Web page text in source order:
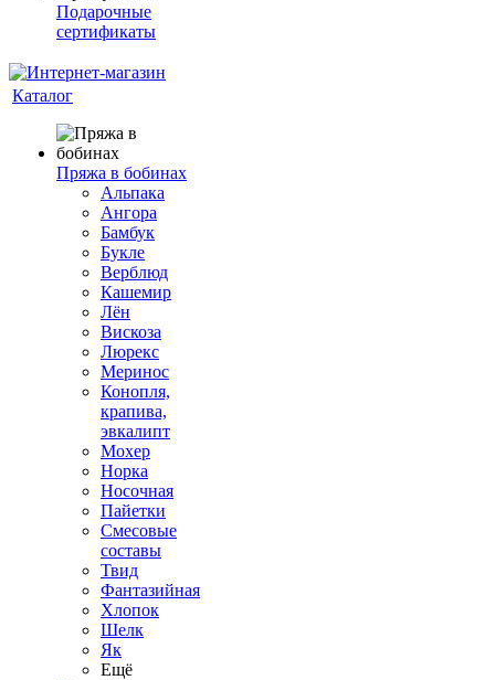
Подарочные
сертификаты
Каталог
Пряжа в бобинах
Альпака
Ангора
Бамбук
Букле
Верблюд
Кашемир
Лён
Вискоза
Люрекс
Меринос
Конопля,
крапива,
эвкалипт
Мохер
Норка
Носочная
Пайетки
Смесовые
составы
Твид
Фантазийная
Хлопок
Шелк
Як
Ещё